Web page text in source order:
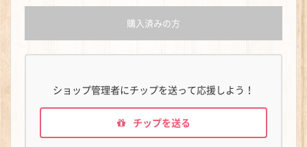
購入済みの方
ショップ管理者にチップを送って応援しよう！
チップを送る